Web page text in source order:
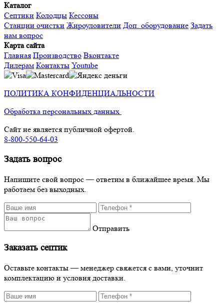
Каталог
Септики Колодцы Кессоны
Станции очистки Жироуловители Доп. оборудование Задать
нам вопрос
Карта сайта
Главная Производство Вконтакте
Дилерам Контакты Youtube
ПОЛИТИКА КОНФИДЕНЦИАЛЬНОСТИ
Обработка персональных данных
Сайт не является публичной офертой.
8-800-550-64-03
Задать вопрос
Напишите свой вопрос — ответим в ближайшее время. Мы
работаем без выходных.
Отправить
Заказать септик
Оставьте контакты — менеджер свяжется с вами, уточнит
комплектацию и условия доставки.